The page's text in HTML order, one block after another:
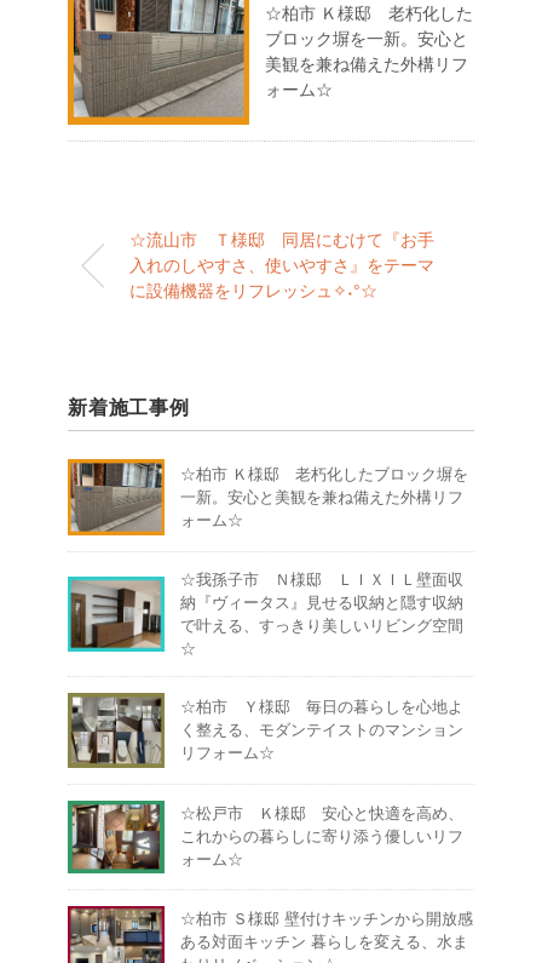
☆柏市 Ｋ様邸 老朽化した
ブロック塀を一新。安心と
美観を兼ね備えた外構リフ
ォーム☆
☆流山市 Ｔ様邸 同居にむけて『お手
入れのしやすさ、使いやすさ』をテーマ
に設備機器をリフレッシュ✧˖°☆
新着施工事例
☆柏市 Ｋ様邸 老朽化したブロック塀を
一新。安心と美観を兼ね備えた外構リフ
ォーム☆
☆我孫子市 Ｎ様邸 ＬＩＸＩＬ壁面収
納『ヴィータス』見せる収納と隠す収納
で叶える、すっきり美しいリビング空間
☆
☆柏市 Ｙ様邸 毎日の暮らしを心地よ
く整える、モダンテイストのマンション
リフォーム☆
☆松戸市 Ｋ様邸 安心と快適を高め、
これからの暮らしに寄り添う優しいリフ
ォーム☆
☆柏市 Ｓ様邸 壁付けキッチンから開放感
ある対面キッチン 暮らしを変える、水ま